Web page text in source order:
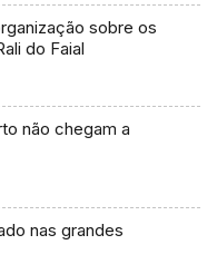
sobre os
do Faial
não chegam a
nas grandes